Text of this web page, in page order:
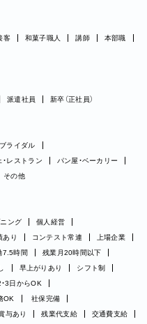
客 和菓子職人 講師
本部職
派遣社員 新卒（正社員）
ブライダル
・レストラン
パン屋・ベーカリー
その他
ング
個人経営
あり コンテスト常連
上場企業
7.5時間
残業月20時間以下
早上がりあり
シフト制
3日からOK
OK
社保完備
与あり 残業代支給
交通費支給